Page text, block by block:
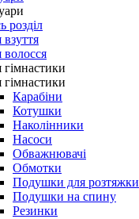
розділ
взуття
волосся
гімнастики
гімнастики
Карабіни
Котушки
Наколінники
Насоси
Обважнювачі
Обмотки
Подушки для розтяжки
Подушки на спину
Резинки